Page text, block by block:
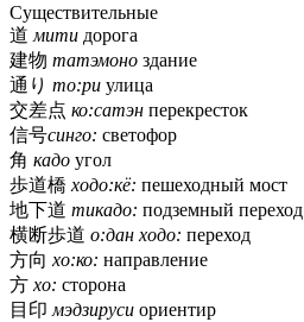
Существительные
道 мити дорога
建物 татэмоно здание
通り то:ри улица
交差点 ко:сатэн перекресток
信号синго: светофор
角 кадо угол
歩道橋 ходо:кё: пешеходный мост
地下道 тикадо: подземный переход
横断歩道 о:дан ходо: переход
方向 хо:ко: направление
方 хо: сторона
目印 мэдзируси ориентир